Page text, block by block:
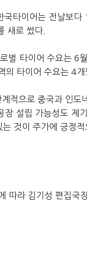
국타이어는 전날보
새로 썼다.
벌 타이어 수요는 6
타이어 수요는 4
적으로 중국과 인
설립 가능성도 제
것이 주가에 긍정
따라 김기성 편집국